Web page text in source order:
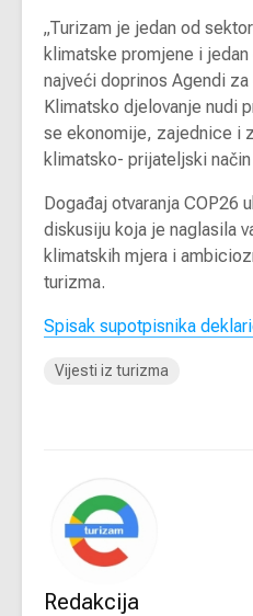
„Turizam je jedan od
klimatske promjene i
najveći doprinos Agendi
Klimatsko djelovanje nudi
se ekonomije, zajednice i
klimatsko- prijateljski način
Događaj otvaranja COP26
diskusiju koja je naglasila
klimatskih mjera i
turizma.
Spisak supotpisnika
Vijesti iz turizma
Redakcija